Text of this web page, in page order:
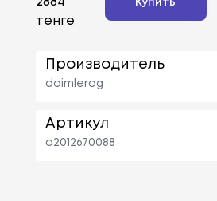
тенге
Купить
Производитель
daimlerag
Артикул
a2012670088